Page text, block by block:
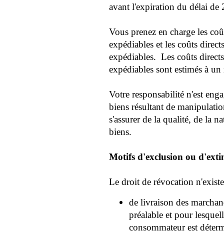
avant l'expiration du délai de
Vous prenez en charge les
expédiables et les coûts
expédiables. Les coûts
expédiables sont estimés à
Votre responsabilité n'est
biens résultant de
s'assurer de la qualité, de la
biens.
Motifs d'exclusion ou
Le droit de révocation
de livraison des
préalable et pour
consommateur est